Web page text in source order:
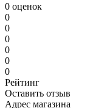
0 оценок
0
0
0
0
0
0
Рейтинг
Оставить отзыв
Адрес магазина